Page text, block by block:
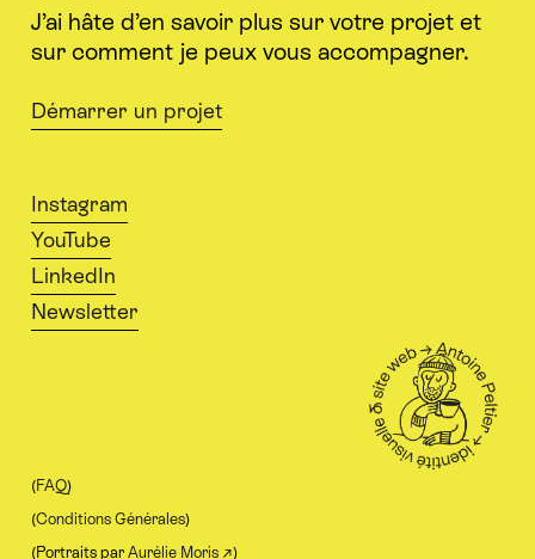
J’ai hâte d’en savoir plus sur votre projet et
sur comment je peux vous accompagner.
Démarrer un projet
Instagram
YouTube
LinkedIn
Newsletter
(FAQ)
(Conditions Générales)
(Portraits par Aurélie Moris ↗)